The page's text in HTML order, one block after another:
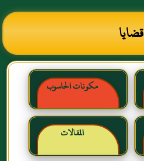
قضايا
مكونات الحاسوب
المقالات